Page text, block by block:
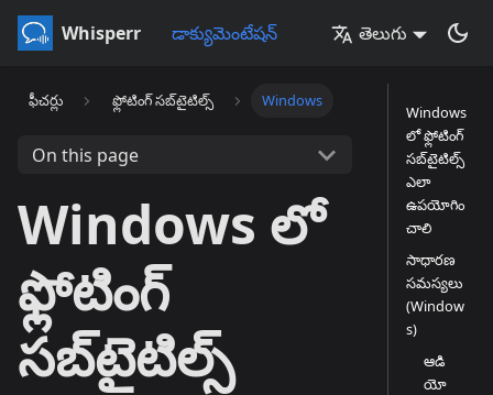
Whisperr డాక్యుమెంటేషన్ తెలుగు
ఫీచర్లు ఫ్లోటింగ్ సబ్‌టైటిల్స్ Windows
On this page
Windows లో
ఫ్లోటింగ్
సబ్‌టైటిల్స్
Windows
లో ఫ్లోటింగ్
సబ్‌టైటిల్స్
ఎలా
ఉపయోగిం
చాలి
సాధారణ
సమస్యలు
(Window
s)
ఆడి
యో